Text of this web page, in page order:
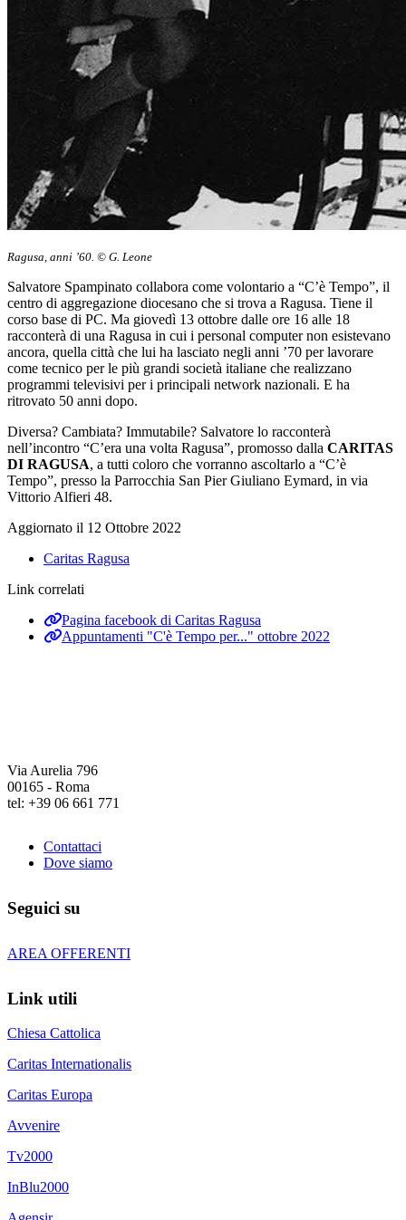
Ragusa, anni ’60. © G. Leone
Salvatore Spampinato collabora come volontario a “C’è Tempo”, il
centro di aggregazione diocesano che si trova a Ragusa. Tiene il
corso base di PC. Ma giovedì 13 ottobre dalle ore 16 alle 18
racconterà di una Ragusa in cui i personal computer non esistevano
ancora, quella città che lui ha lasciato negli anni ’70 per lavorare
come tecnico per le più grandi società italiane che realizzano
programmi televisivi per i principali network nazionali. E ha
ritrovato 50 anni dopo.
Diversa? Cambiata? Immutabile? Salvatore lo racconterà
nell’incontro “C’era una volta Ragusa”, promosso dalla CARITAS
DI RAGUSA, a tutti coloro che vorranno ascoltarlo a “C’è
Tempo”, presso la Parrocchia San Pier Giuliano Eymard, in via
Vittorio Alfieri 48.
Aggiornato il 12 Ottobre 2022
Caritas Ragusa
Link correlati
Pagina facebook di Caritas Ragusa
Appuntamenti "C'è Tempo per..." ottobre 2022
Via Aurelia 796
00165 - Roma
tel: +39 06 661 771
Contattaci
Dove siamo
Seguici su
AREA OFFERENTI
Link utili
Chiesa Cattolica
Caritas Internationalis
Caritas Europa
Avvenire
Tv2000
InBlu2000